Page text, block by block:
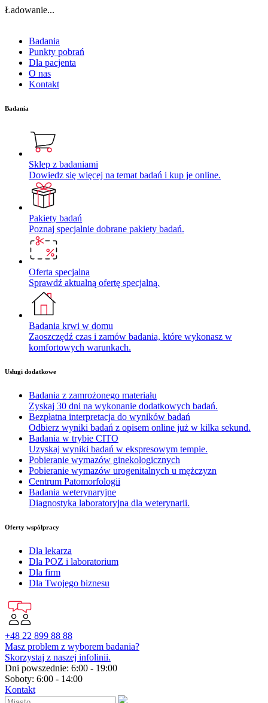
Ładowanie...
Badania
Punkty pobrań
Dla pacjenta
O nas
Kontakt
Badania
Sklep z badaniami
Dowiedz się więcej na temat badań i kup je online.
Pakiety badań
Poznaj specjalnie dobrane pakiety badań.
Oferta specjalna
Sprawdź aktualną ofertę specjalną.
Badania krwi w domu
Zaoszczędź czas i zamów badania, które wykonasz w
komfortowych warunkach.
Usługi dodatkowe
Badania z zamrożonego materiału
Zyskaj 30 dni na wykonanie dodatkowych badań.
Bezpłatna interpretacja do wyników badań
Odbierz wyniki badań z opisem online już w kilka sekund.
Badania w trybie CITO
Uzyskaj wyniki badań w ekspresowym tempie.
Pobieranie wymazów ginekologicznych
Pobieranie wymazów urogenitalnych u mężczyzn
Centrum Patomorfologii
Badania weterynaryjne
Diagnostyka laboratoryjna dla weterynarii.
Oferty współpracy
Dla lekarza
Dla POZ i laboratorium
Dla firm
Dla Twojego biznesu
+48 22 899 88 88
Masz problem z wyborem badania?
Skorzystaj z naszej infolinii.
Dni powszednie: 6:00 - 19:00
Soboty: 6:00 - 14:00
Kontakt